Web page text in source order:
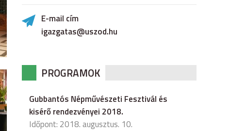
E-mail cím
igazgatas@uszod.hu
PROGRAMOK
Gubbantós Népművészeti Fesztivál és
kisérő rendezvényei 2018.
Időpont: 2018. augusztus. 10.